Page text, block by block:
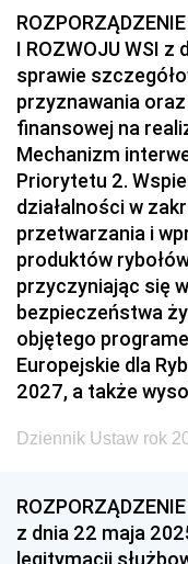
I ROZWOJU WSI z
sprawie
przyznawania
finansowej na
Mechanizm
Priorytetu 2.
działalności w
przetwarzania i
produktów
przyczyniając się
bezpieczeństwa
objętego
Europejskie dla
2027, a także
Dziennik Ustaw rok
z dnia 22 maja
legitymacji